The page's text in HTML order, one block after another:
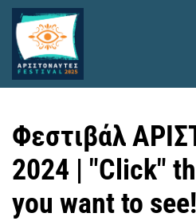
Skip to main content
Φεστιβάλ
2024 | "Click"
you want to see!